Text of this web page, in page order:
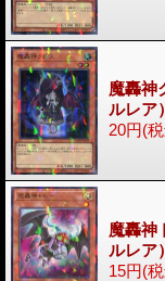
魔轟神
ルレア）
20円(
魔轟神
ルレア）
15円(